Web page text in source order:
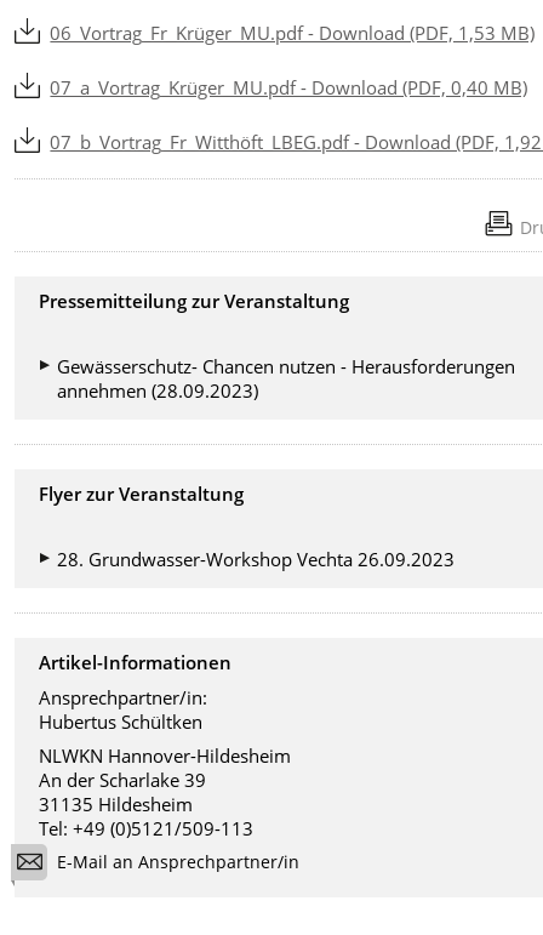
06_Vortrag_Fr_Krüger_MU.pdf - Download (PDF, 1,53 MB)
07_a_Vortrag_Krüger_MU.pdf - Download (PDF, 0,40 MB)
07_b_Vortrag_Fr_Witthöft_LBEG.pdf - Download (PDF,
Pressemitteilung zur Veranstaltung
Gewässerschutz- Chancen nutzen - Herausforderungen
annehmen (28.09.2023)
Flyer zur Veranstaltung
28. Grundwasser-Workshop Vechta 26.09.2023
Artikel-Informationen
Ansprechpartner/in:
Hubertus Schültken
NLWKN Hannover-Hildesheim
An der Scharlake 39
31135 Hildesheim
Tel: +49 (0)5121/509-113
E-Mail an Ansprechpartner/in